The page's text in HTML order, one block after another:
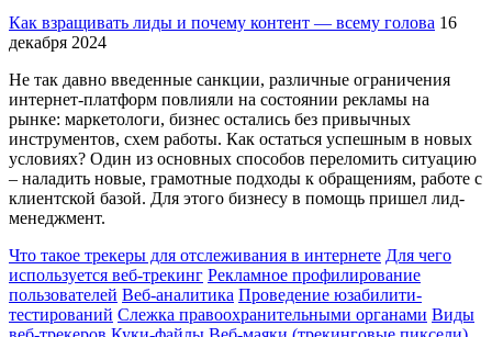
Как взращивать лиды и почему контент — всему голова 16
декабря 2024
Не так давно введенные санкции, различные ограничения
интернет-платформ повлияли на состоянии рекламы на
рынке: маркетологи, бизнес остались без привычных
инструментов, схем работы. Как остаться успешным в новых
условиях? Один из основных способов переломить ситуацию
– наладить новые, грамотные подходы к обращениям, работе с
клиентской базой. Для этого бизнесу в помощь пришел лид-
менеджмент.
Что такое трекеры для отслеживания в интернете Для чего
используется веб-трекинг Рекламное профилирование
пользователей Веб-аналитика Проведение юзабилити-
тестирований Слежка правоохранительными органами Виды